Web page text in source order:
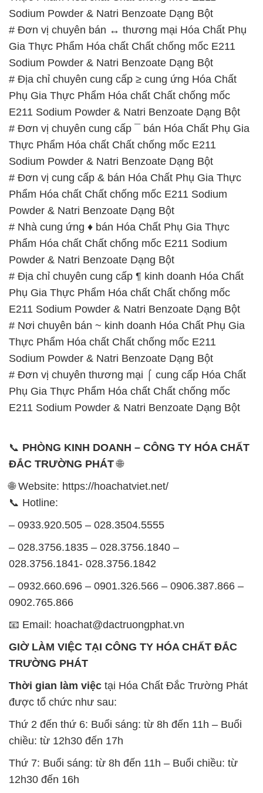
# Địa chỉ chuyên cung cấp ≥ cung ứng Hóa Chất
Phụ Gia Thực Phẩm Hóa chất Chất chống mốc
E211 Sodium Powder & Natri Benzoate Dạng Bột
# Đơn vị chuyên cung cấp ¯ bán Hóa Chất Phụ Gia
Thực Phẩm Hóa chất Chất chống mốc E211
Sodium Powder & Natri Benzoate Dạng Bột
# Đơn vị cung cấp & bán Hóa Chất Phụ Gia Thực
Phẩm Hóa chất Chất chống mốc E211 Sodium
Powder & Natri Benzoate Dạng Bột
# Nhà cung ứng ♦ bán Hóa Chất Phụ Gia Thực
Phẩm Hóa chất Chất chống mốc E211 Sodium
Powder & Natri Benzoate Dạng Bột
# Địa chỉ chuyên cung cấp ¶ kinh doanh Hóa Chất
Phụ Gia Thực Phẩm Hóa chất Chất chống mốc
E211 Sodium Powder & Natri Benzoate Dạng Bột
# Nơi chuyên bán ~ kinh doanh Hóa Chất Phụ Gia
Thực Phẩm Hóa chất Chất chống mốc E211
Sodium Powder & Natri Benzoate Dạng Bột
# Đơn vị chuyên thương mại ⌠ cung cấp Hóa Chất
Phụ Gia Thực Phẩm Hóa chất Chất chống mốc
E211 Sodium Powder & Natri Benzoate Dạng Bột
📞PHÒNG KINH DOANH – CÔNG TY HÓA CHẤT
ĐẮC TRƯỜNG PHÁT🌐
🌐 Website: https://hoachatviet.net/
– 0933.920.505 – 028.3504.5555
028.3756.1841- 028.3756.1842
0902.765.866
📧 Email: hoachat@dactruongphat.vn
TRƯỜNG PHÁT
được tổ chức như sau:
Thứ 2 đến thứ 6: Buổi sáng: từ 8h đến 11h – Buổi
chiều: từ 12h30 đến 17h
Thứ 7: Buổi sáng: từ 8h đến 11h – Buổi chiều: từ
12h30 đến 16h
Chủ nhật: Nghỉ chủ nhật hàng tuần
thủ giờ làm việc để đảm bảo sự hỗ trợ tốt nhất cho
khách hàng và đảm bảo hiệu suất công việc cao